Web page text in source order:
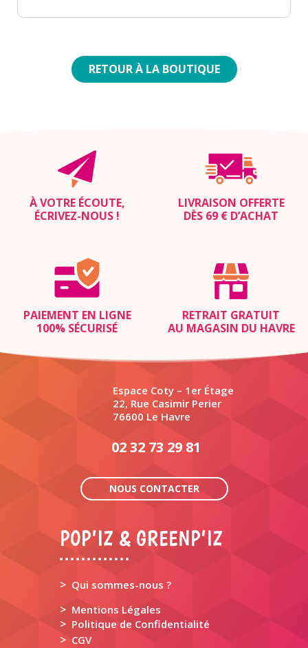
RETOUR À LA BOUTIQUE
À VOTRE ÉCOUTE,
ÉCRIVEZ-NOUS !
LIVRAISON OFFERTE
DÈS 69 € D’ACHAT
PAIEMENT EN LIGNE
100% SÉCURISÉ
RETRAIT GRATUIT
AU MAGASIN DU HAVRE
Espace Coty – 1er Étage
22, Rue Casimir Perier
76600 Le Havre
02 32 73 29 81
NOUS CONTACTER
POP’IZ & GREENP’IZ
> Qui sommes-nous ?
> Mentions Légales
> Politique de Confidentialité
> CGV